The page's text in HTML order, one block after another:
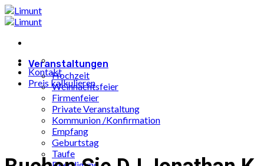
Zum
Inhalt
Veranstaltungen
Hochzeit
Weihnachtsfeier
Firmenfeier
Private Veranstaltung
Kommunion /Konfirmation
Empfang
Geburtstag
Taufe
Kontakt
Preis kalkulieren